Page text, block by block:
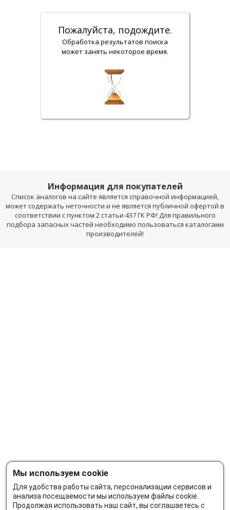
Пожалуйста, подождите.
Обработка результатов поиска
может занять некоторое время.
Информация для покупателей
Список аналогов на сайте является справочной информацией,
может содержать неточности и не является публичной офертой в
соответствии с пунктом 2 статьи 437 ГК РФ! Для правильного
подбора запасных частей необходимо пользоваться каталогами
производителей!
Мы используем cookie
Для удобства работы сайта, персонализации сервисов и
анализа посещаемости мы используем файлы cookie.
Продолжая использовать наш сайт, вы соглашаетесь с